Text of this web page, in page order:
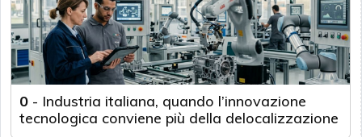
0 - Industria italiana, quando l’innovazione
tecnologica conviene più della delocalizzazione